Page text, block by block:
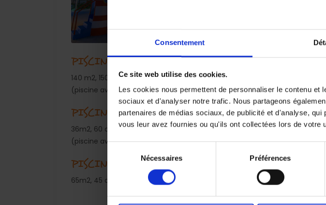
Consentement
Ce site web utilise des cookies.
Les cookies nous permettent de personnaliser le contenu
sociaux et d'analyser notre trafic. Nous partageons
partenaires de médias sociaux, de publicité et d'analyse,
vous leur avez fournies ou qu'ils ont collectées lors de votre
consentement
Nécessaires Préférences
PISCINE 1
140 m2, 150 cm profondeur
(piscine avec cascade, massage jets, jacuzzi, geyser, lits d'hydromassage)
PISCINE 2 - POUR ENFANTS
36m2, 60 cm profondeur
(piscine avec toboggan, geyser)
PISCINE 3 - AVEC BAR
65m2, 45 cm profondeur